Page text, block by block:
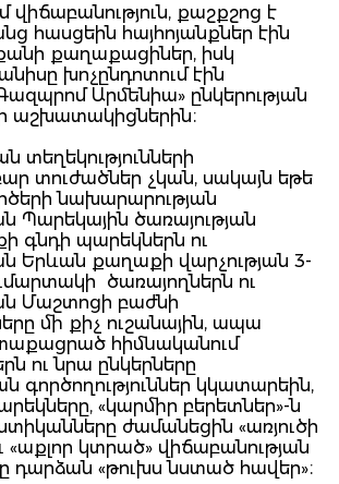
վիճաբանություն, քաշքշոց է
հասցեին հայհոյանքներ էին
քանի քաղաքացիներ, իսկ
խոչընդոտում էին
Արմենիա» ընկերության
աշխատակիցներին։
տեղեկությունների
տուժածներ չկան, սակայն եթե
նախարարության
Պարեկային ծառայության
գնդի պարեկներն ու
Երևան քաղաքի վարչության 3-
ծառայողներն ու
Մաշտոցի բաժնի
մի քիչ ուշանային, ապա
տաքացրած հիմնականում
ու նրա ընկերները
գործողություններ կկատարեին,
«կարմիր բերետներ»-ն
ժամանեցին «առյուծի
«աքլոր կտրած» վիճաբանության
դարձան «թուխս նստած հավեր»։